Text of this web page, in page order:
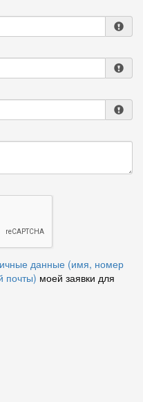
данные (имя, номер
почты) моей заявки для